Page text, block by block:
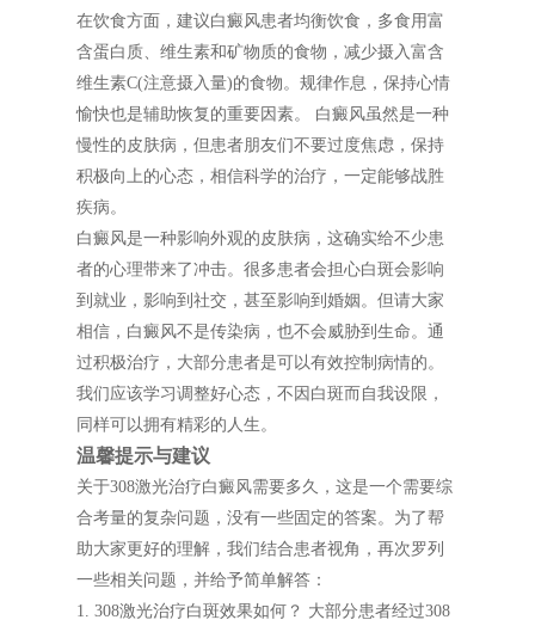
在饮食方面，建议白癜风患者均衡饮食，多食用富
含蛋白质、维生素和矿物质的食物，减少摄入富含
维生素C(注意摄入量)的食物。规律作息，保持心情
愉快也是辅助恢复的重要因素。 白癜风虽然是一种
慢性的皮肤病，但患者朋友们不要过度焦虑，保持
积极向上的心态，相信科学的治疗，一定能够战胜
疾病。
白癜风是一种影响外观的皮肤病，这确实给不少患
者的心理带来了冲击。很多患者会担心白斑会影响
到就业，影响到社交，甚至影响到婚姻。但请大家
相信，白癜风不是传染病，也不会威胁到生命。通
过积极治疗，大部分患者是可以有效控制病情的。
我们应该学习调整好心态，不因白斑而自我设限，
同样可以拥有精彩的人生。
温馨提示与建议
关于308激光治疗白癜风需要多久，这是一个需要综
合考量的复杂问题，没有一些固定的答案。为了帮
助大家更好的理解，我们结合患者视角，再次罗列
一些相关问题，并给予简单解答：
1. 308激光治疗白斑效果如何？ 大部分患者经过308